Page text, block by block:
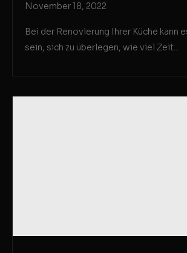
November 18, 2022
Bei der Renovierung Ihrer Küche kann
sein, sich zu überlegen, wie viel Zeit...